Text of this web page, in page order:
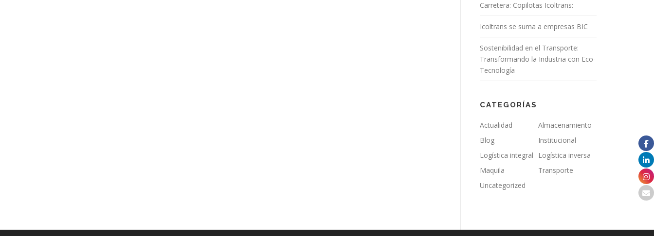
Carretera: Copilotas Icoltrans:
Icoltrans se suma a empresas BIC
Sostenibilidad en el Transporte:
Transformando la Industria con Eco-
Tecnología
CATEGORÍAS
Actualidad
Almacenamiento
Blog
Institucional
Logística integral
Logística inversa
Maquila
Transporte
Uncategorized